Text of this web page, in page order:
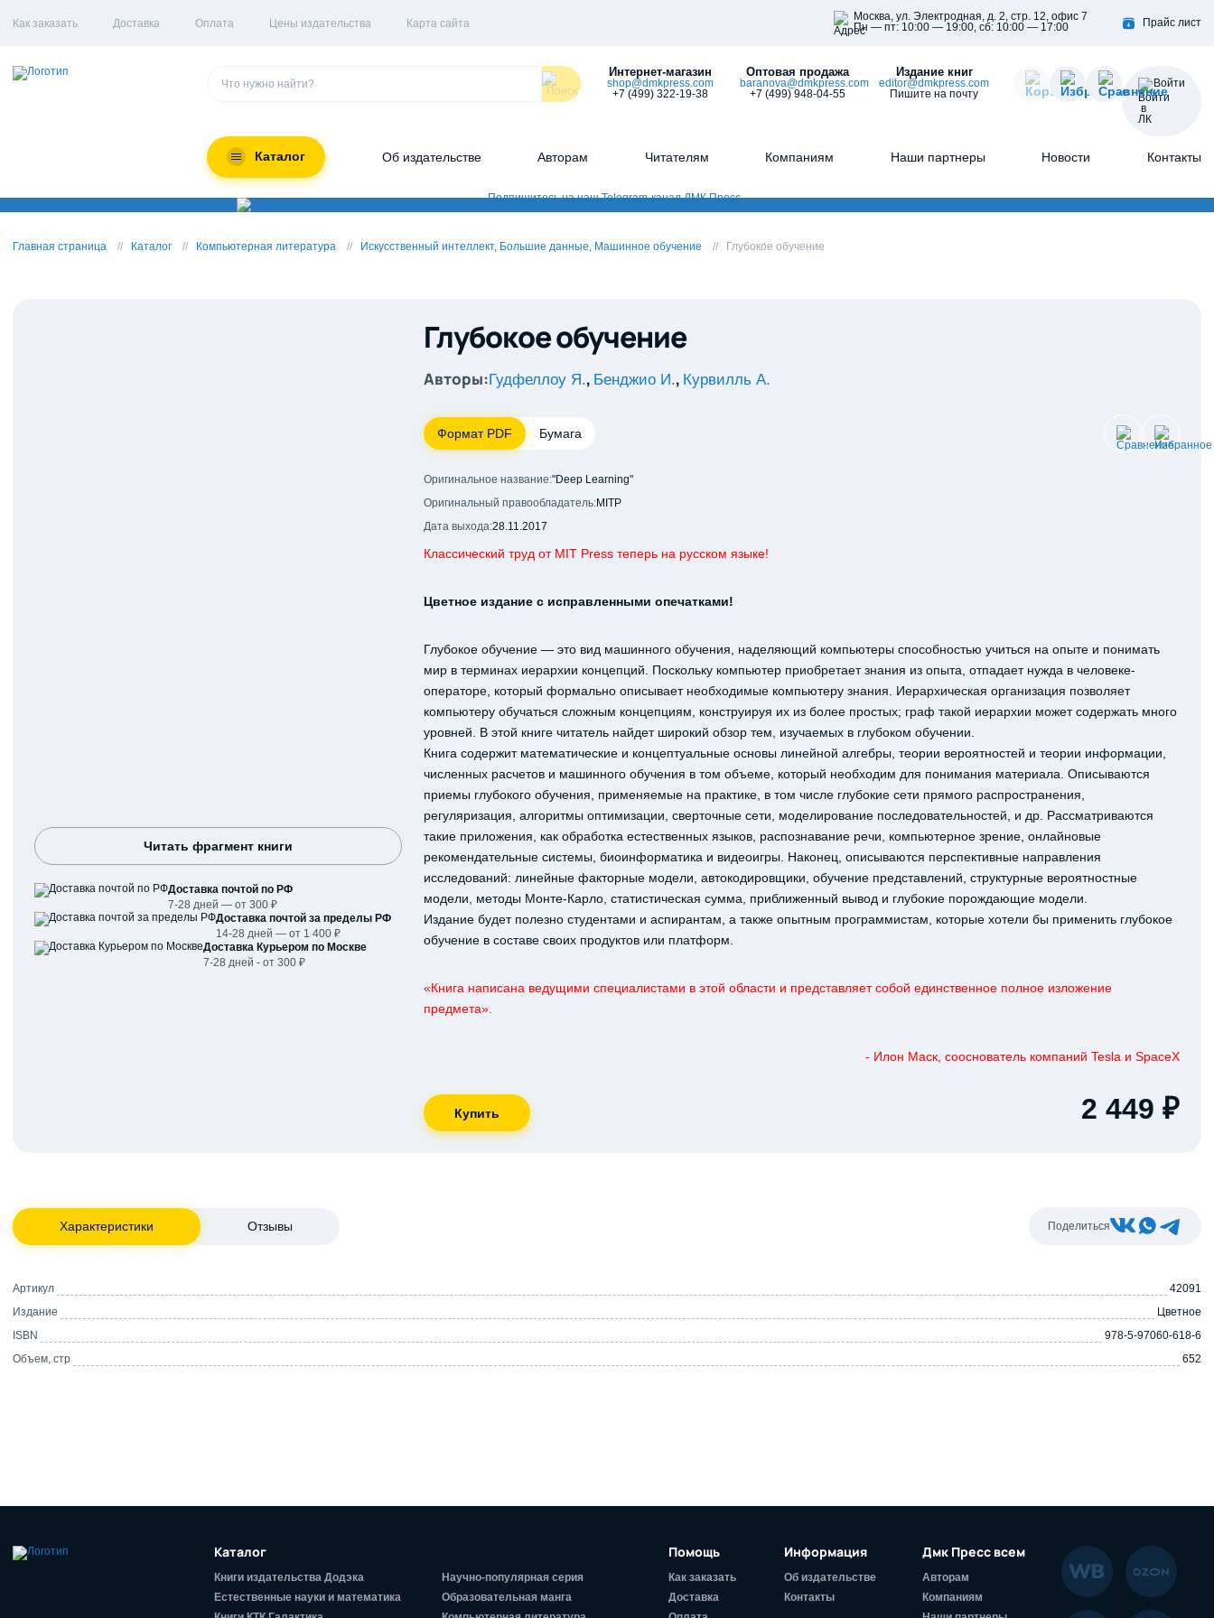
Как заказать Доставка Оплата Цены издательства Карта сайта
Москва, ул. Электродная, д. 2, стр. 12, офис 7
Пн — пт: 10:00 — 19:00, сб: 10:00 — 17:00
Прайс лист
Интернет-магазин
shop@dmkpress.com
+7 (499) 322-19-38
Оптовая продажа
baranova@dmkpress.com
+7 (499) 948-04-55
Издание книг
editor@dmkpress.com
Пишите на почту
Войти
Каталог Об издательстве Авторам Читателям Компаниям Наши партнеры Новости Контакты
Главная страница Каталог Компьютерная литература Искусственный интеллект, Большие данные, Машинное обучение Глубокое обучение
Читать фрагмент книги
Доставка почтой по РФ
7-28 дней — от 300 ₽
Доставка почтой за пределы РФ
14-28 дней — от 1 400 ₽
Доставка Курьером по Москве
7-28 дней - от 300 ₽
Глубокое обучение
Авторы:Гудфеллоу Я., Бенджио И., Курвилль А.
Формат PDF Бумага
Оригинальное название:"Deep Learning"
Оригинальный правообладатель:MITP
Дата выхода:28.11.2017
Классический труд от MIT Press теперь на русском языке!
Цветное издание с исправленными опечатками!
Глубокое обучение — это вид машинного обучения, наделяющий компьютеры способностью учиться на опыте и понимать
мир в терминах иерархии концепций. Поскольку компьютер приобретает знания из опыта, отпадает нужда в человеке-
операторе, который формально описывает необходимые компьютеру знания. Иерархическая организация позволяет
компьютеру обучаться сложным концепциям, конструируя их из более простых; граф такой иерархии может содержать много
уровней. В этой книге читатель найдет широкий обзор тем, изучаемых в глубоком обучении.
Книга содержит математические и концептуальные основы линейной алгебры, теории вероятностей и теории информации,
численных расчетов и машинного обучения в том объеме, который необходим для понимания материала. Описываются
приемы глубокого обучения, применяемые на практике, в том числе глубокие сети прямого распространения,
регуляризация, алгоритмы оптимизации, сверточные сети, моделирование последовательностей, и др. Рассматриваются
такие приложения, как обработка естественных языков, распознавание речи, компьютерное зрение, онлайновые
рекомендательные системы, биоинформатика и видеоигры. Наконец, описываются перспективные направления
исследований: линейные факторные модели, автокодировщики, обучение представлений, структурные вероятностные
модели, методы Монте-Карло, статистическая сумма, приближенный вывод и глубокие порождающие модели.
Издание будет полезно студентами и аспирантам, а также опытным программистам, которые хотели бы применить глубокое
обучение в составе своих продуктов или платформ.
«Книга написана ведущими специалистами в этой области и представляет собой единственное полное изложение
предмета».
- Илон Маск, сооснователь компаний Tesla и SpaceX
2 449 ₽
Характеристики Отзывы Поделиться
Артикул
42091
Издание
Цветное
ISBN
978-5-97060-618-6
Объем, стр
652
Каталог
Книги издательства Додэка
Естественные науки и математика
Научно-популярная серия
Образовательная манга
Помощь
Как заказать
Доставка
Информация
Об издательстве
Контакты
Дмк Пресс всем
Авторам
Компаниям